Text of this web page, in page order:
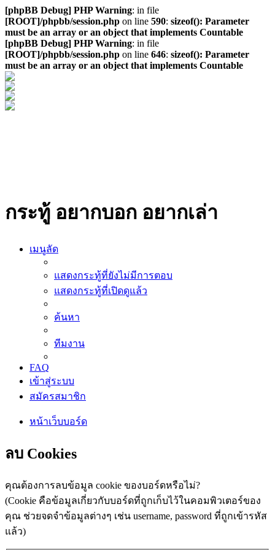
[phpBB Debug] PHP Warning: in file
[ROOT]/phpbb/session.php on line 590: sizeof(): Parameter
must be an array or an object that implements Countable
[phpBB Debug] PHP Warning: in file
[ROOT]/phpbb/session.php on line 646: sizeof(): Parameter
must be an array or an object that implements Countable
กระทู้ อยากบอก อยากเล่า
เมนูลัด
แสดงกระทู้ที่ยังไม่มีการตอบ
แสดงกระทู้ที่เปิดดูแล้ว
ค้นหา
ทีมงาน
FAQ
เข้าสู่ระบบ
สมัครสมาชิก
หน้าเว็บบอร์ด
ลบ Cookies
คุณต้องการลบข้อมูล cookie ของบอร์ดหรือไม่?
(Cookie คือข้อมูลเกี่ยวกับบอร์ดที่ถูกเก็บไว้ในคอมพิวเตอร์ของ
คุณ ช่วยจดจำข้อมูลต่างๆ เช่น username, password ที่ถูกเข้ารหัส
แล้ว)